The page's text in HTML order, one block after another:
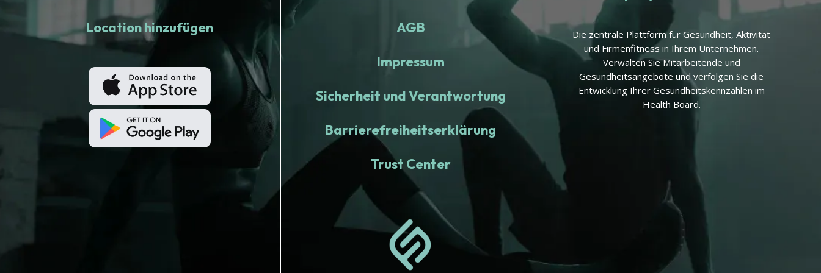
Location hinzufügen
AGB
Impressum
Sicherheit und Verantwortung
Barrierefreiheitserklärung
Trust Center
Die zentrale Plattform für Gesundheit, Aktivität
und Firmenfitness in Ihrem Unternehmen.
Verwalten Sie Mitarbeitende und
Gesundheitsangebote und verfolgen Sie die
Entwicklung Ihrer Gesundheitskennzahlen im
Health Board.